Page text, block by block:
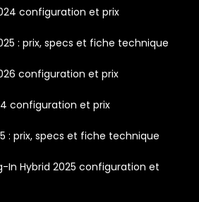
configuration et prix
: prix, specs et fiche technique
configuration et prix
configuration et prix
: prix, specs et fiche technique
In Hybrid 2025 configuration et